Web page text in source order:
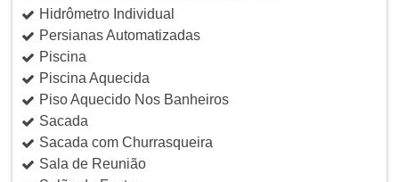
Hidrômetro Individual
Persianas Automatizadas
Piscina
Piscina Aquecida
Piso Aquecido Nos Banheiros
Sacada
Sacada com Churrasqueira
Sala de Reunião